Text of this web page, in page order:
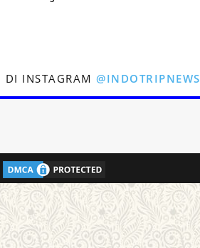
DI INSTAGRAM@INDOTRIPNEWS